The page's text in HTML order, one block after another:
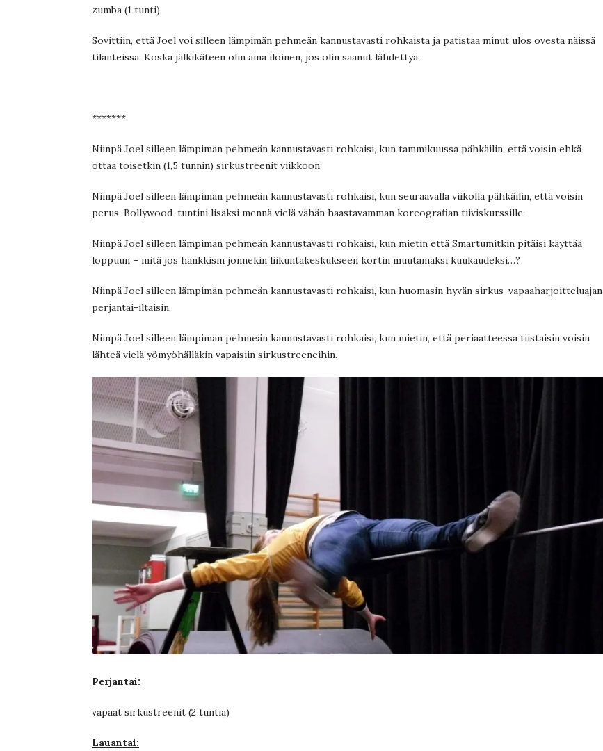
zumba (1 tunti)
Sovittiin, että Joel voi silleen lämpimän pehmeän kannustavasti rohkaista ja patistaa minut ulos ovesta näissä
tilanteissa. Koska jälkikäteen olin aina iloinen, jos olin saanut lähdettyä.
*******
Niinpä Joel silleen lämpimän pehmeän kannustavasti rohkaisi, kun tammikuussa pähkäilin, että voisin ehkä
ottaa toisetkin (1,5 tunnin) sirkustreenit viikkoon.
Niinpä Joel silleen lämpimän pehmeän kannustavasti rohkaisi, kun seuraavalla viikolla pähkäilin, että voisin
perus-Bollywood-tuntini lisäksi mennä vielä vähän haastavamman koreografian tiiviskurssille.
Niinpä Joel silleen lämpimän pehmeän kannustavasti rohkaisi, kun mietin että Smartumitkin pitäisi käyttää
loppuun – mitä jos hankkisin jonnekin liikuntakeskukseen kortin muutamaksi kuukaudeksi…?
Niinpä Joel silleen lämpimän pehmeän kannustavasti rohkaisi, kun huomasin hyvän sirkus-vapaaharjoitteluajan
perjantai-iltaisin.
Niinpä Joel silleen lämpimän pehmeän kannustavasti rohkaisi, kun mietin, että periaatteessa tiistaisin voisin
lähteä vielä yömyöhälläkin vapaisiin sirkustreeneihin.
Perjantai:
vapaat sirkustreenit (2 tuntia)
Lauantai: